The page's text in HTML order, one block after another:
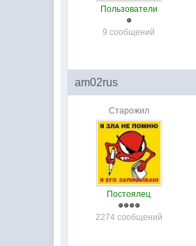
Пользователи
9 сообщений
am02rus
Старожил
Постоялец
2274 сообщений